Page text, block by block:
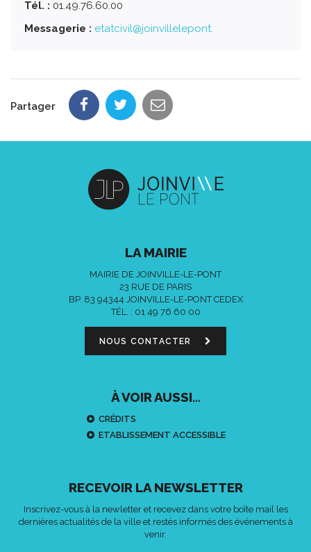
Tél. : 01.49.76.60.00
Messagerie : etatcivil@joinvillelepont.
Partager
LA MAIRIE
MAIRIE DE JOINVILLE-LE-PONT
23 RUE DE PARIS
BP. 83 94344 JOINVILLE-LE-PONT CEDEX
TÉL. : 01 49 76 60 00
NOUS CONTACTER
À VOIR AUSSI...
CRÉDITS
ETABLISSEMENT ACCESSIBLE
RECEVOIR LA NEWSLETTER
Inscrivez-vous à la newletter et recevez dans votre boîte mail les
dernières actualités de la ville et restés informés des événements à
venir.